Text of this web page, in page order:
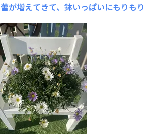
蕾が増えてきて、鉢いっぱいにもりもり